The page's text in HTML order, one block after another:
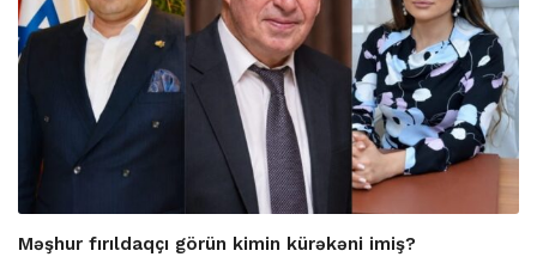
Məşhur fırıldaqçı görün kimin kürəkəni imiş?